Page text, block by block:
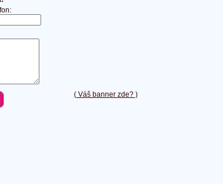
( Váš banner zde? )